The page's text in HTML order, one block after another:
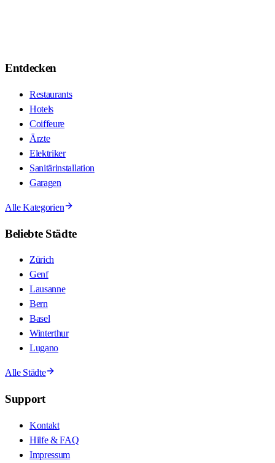
Entdecken
Restaurants
Hotels
Coiffeure
Ärzte
Elektriker
Sanitärinstallation
Garagen
Alle Kategorien
Beliebte Städte
Zürich
Genf
Lausanne
Bern
Basel
Winterthur
Lugano
Alle Städte
Support
Kontakt
Hilfe & FAQ
Impressum